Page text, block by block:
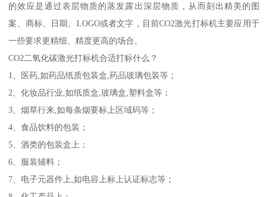
的效应是通过表层物质的蒸发露出深层物质，从而刻出精美的图
案、商标、日期、LOGO或者文字，目前CO2激光打标机主要应用于
一些要求更精细、精度更高的场合。
CO2二氧化碳激光打标机合适打标什么？
1、医药,如药品纸质包装盒,药品玻璃包装等；
2、化妆品行业,如纸质盒,玻璃盒,塑料盒等；
3、烟草行来,如每条烟要标上区域码等；
4、食品饮料的包装；
5、酒类的包装盒上；
6、服装辅料；
7、电子元器件上,如电容上标上认证标志等；